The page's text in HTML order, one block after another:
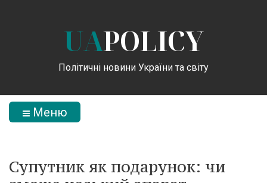
UAPOLICY
Політичні новини України та світу
Меню
Супутник як подарунок: чи